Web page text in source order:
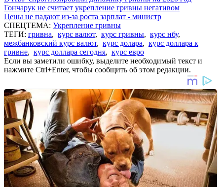
Гончарук не считает укрепление гривны негативом
Цены не падают из-за роста зарплат - министр
СПЕЦТЕМА: Укрепление гривны
ТЕГИ: гривна, курс валют, курс гривны, курс нбу,
межбанковский курс валют, курс долара, курс доллара к
гривне, курс доллара сегодня, курс евро
Если вы заметили ошибку, выделите необходимый текст и
нажмите Ctrl+Enter, чтобы сообщить об этом редакции.